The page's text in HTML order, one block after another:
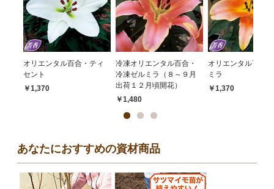
オリエンタル百合・ティ
セント
￥1,370
冷凍オリエンタル百合・
冷凍ゼルミラ（８～９月
出荷１２月頃開花）
￥1,480
オリエンタル百合
ミラ
￥1,370
あなたにおすすめの資材商品